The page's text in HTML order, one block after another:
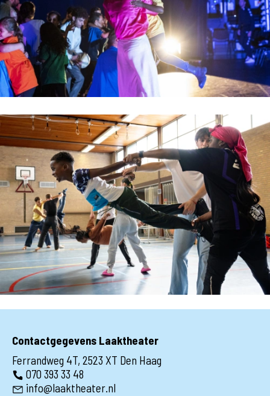
Contactgegevens Laaktheater
Ferrandweg 4T, 2523 XT Den Haag
070 393 33 48
info@laaktheater.nl